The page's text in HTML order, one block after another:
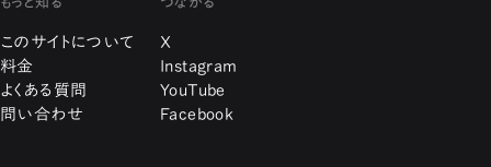
このサイトについて
料金
よくある質問
問い合わせ
X
Instagram
YouTube
Facebook